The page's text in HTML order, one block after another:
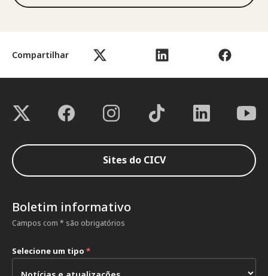
Compartilhar
Sites do CICV
Boletim informativo
Campos com * são obrigatórios
Selecione um tipo *